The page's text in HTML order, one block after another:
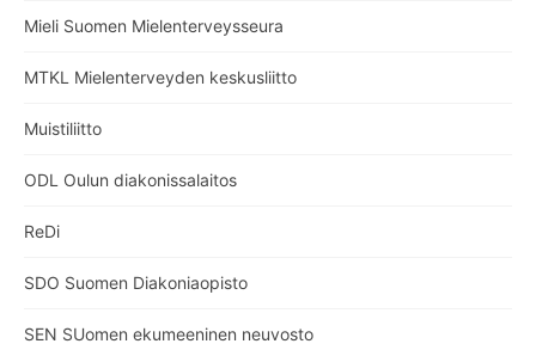
Mieli Suomen Mielenterveysseura
MTKL Mielenterveyden keskusliitto
Muistiliitto
ODL Oulun diakonissalaitos
ReDi
SDO Suomen Diakoniaopisto
SEN SUomen ekumeeninen neuvosto